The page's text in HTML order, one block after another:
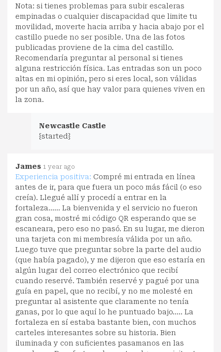
Nota: si tienes problemas para subir escaleras
empinadas o cualquier discapacidad que limite tu
movilidad, moverte hacia arriba y hacia abajo por el
castillo puede no ser posible. Una de las fotos
publicadas proviene de la cima del castillo.
Recomendaría preguntar al personal si tienes
alguna restricción física. Las entradas son un poco
altas en mi opinión, pero si eres local, son válidas
por un año, así que hay valor para quienes viven en
la zona.
Newcastle Castle
{started}
James 1 year ago
Experiencia positiva: Compré mi entrada en línea
antes de ir, para que fuera un poco más fácil (o eso
creía). Llegué allí y procedí a entrar en la
fortaleza...... La bienvenida y el servicio no fueron
gran cosa, mostré mi código QR esperando que se
escaneara, pero eso no pasó. En su lugar, me dieron
una tarjeta con mi membresía válida por un año.
Luego tuve que preguntar sobre la parte del audio
(que había pagado), y me dijeron que eso estaría en
algún lugar del correo electrónico que recibí
cuando reservé. También reservé y pagué por una
guía en papel, que no recibí, y no me molesté en
preguntar al asistente que claramente no tenía
ganas, por lo que aquí lo he puntuado bajo..... La
fortaleza en sí estaba bastante bien, con muchos
carteles interesantes sobre su historia. Bien
iluminada y con suficientes pasamanos en las